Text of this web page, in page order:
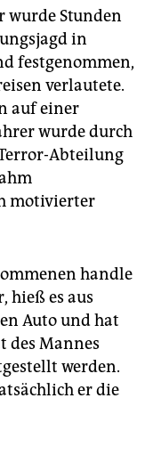
wurde Stunden
in
festgenommen,
verlautete.
auf einer
wurde durch
Abteilung
motivierter
handle
hieß es aus
Auto und hat
des Mannes
werden.
er die